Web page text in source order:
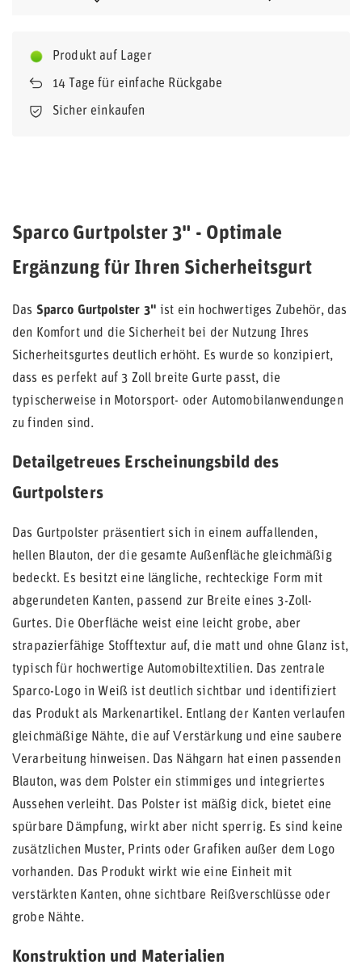
Produkt auf Lager
14 Tage für einfache Rückgabe
Sicher einkaufen
Sparco Gurtpolster 3" - Optimale
Ergänzung für Ihren Sicherheitsgurt
Das Sparco Gurtpolster 3"ist ein hochwertiges Zubehör, das
den Komfort und die Sicherheit bei der Nutzung Ihres
Sicherheitsgurtes deutlich erhöht. Es wurde so konzipiert,
dass es perfekt auf 3 Zoll breite Gurte passt, die
typischerweise in Motorsport- oder Automobilanwendungen
zu finden sind.
Detailgetreues Erscheinungsbild des
Gurtpolsters
Das Gurtpolster präsentiert sich in einem auffallenden,
hellen Blauton, der die gesamte Außenfläche gleichmäßig
bedeckt. Es besitzt eine längliche, rechteckige Form mit
abgerundeten Kanten, passend zur Breite eines 3-Zoll-
Gurtes. Die Oberfläche weist eine leicht grobe, aber
strapazierfähige Stofftextur auf, die matt und ohne Glanz ist,
typisch für hochwertige Automobiltextilien. Das zentrale
Sparco-Logo in Weiß ist deutlich sichtbar und identifiziert
das Produkt als Markenartikel. Entlang der Kanten verlaufen
gleichmäßige Nähte, die auf Verstärkung und eine saubere
Verarbeitung hinweisen. Das Nähgarn hat einen passenden
Blauton, was dem Polster ein stimmiges und integriertes
Aussehen verleiht. Das Polster ist mäßig dick, bietet eine
spürbare Dämpfung, wirkt aber nicht sperrig. Es sind keine
zusätzlichen Muster, Prints oder Grafiken außer dem Logo
vorhanden. Das Produkt wirkt wie eine Einheit mit
verstärkten Kanten, ohne sichtbare Reißverschlüsse oder
grobe Nähte.
Konstruktion und Materialien